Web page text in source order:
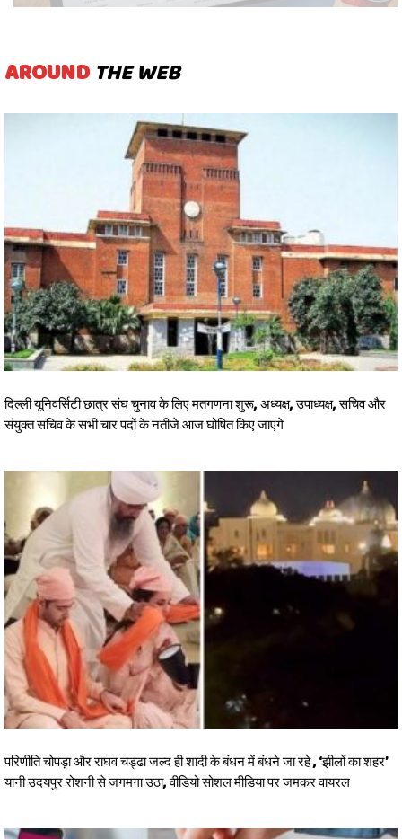
AROUND THE WEB
दिल्ली यूनिवर्सिटी छात्र संघ चुनाव के लिए मतगणना शुरू, अध्यक्ष, उपाध्यक्ष, सचिव और
संयुक्त सचिव के सभी चार पदों के नतीजे आज घोषित किए जाएंगे
परिणीति चोपड़ा और राघव चड्ढा जल्द ही शादी के बंधन में बंधने जा रहे , ‘झीलों का शहर’
यानी उदयपुर रोशनी से जगमगा उठा, वीडियो सोशल मीडिया पर जमकर वायरल